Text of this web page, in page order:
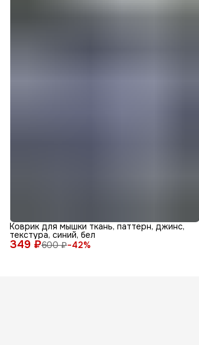
349 ₽600 ₽−42%
Коврик для мышки ткань, паттерн, джинс,
текстура, синий, бел